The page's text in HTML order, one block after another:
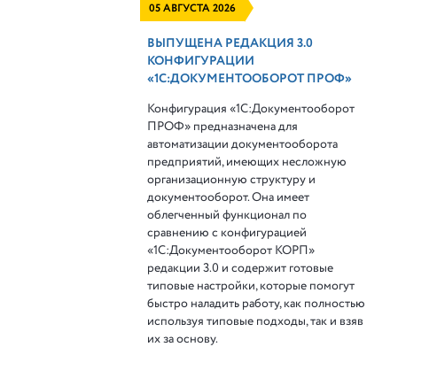
05 АВГУСТА 2026
ВЫПУЩЕНА РЕДАКЦИЯ 3.0
КОНФИГУРАЦИИ
«1С:ДОКУМЕНТООБОРОТ ПРОФ»
Конфигурация «1С:Документооборот
ПРОФ» предназначена для
автоматизации документооборота
предприятий, имеющих несложную
организационную структуру и
документооборот. Она имеет
облегченный функционал по
сравнению с конфигурацией
«1С:Документооборот КОРП»
редакции 3.0 и содержит готовые
типовые настройки, которые помогут
быстро наладить работу, как полностью
используя типовые подходы, так и взяв
их за основу.